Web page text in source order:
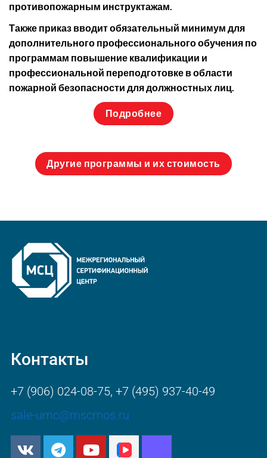
противопожарным инструктажам.
Также приказ вводит обязательный минимум для
дополнительного профессионального обучения по
программам повышение квалификации и
профессиональной переподготовке в области
пожарной безопасности для должностных лиц.
Подробнее
Другие программы и их стоимость
Контакты
+7 (906) 024-08-75, +7 (495) 937-40-49
sale-umc@mscmos.ru